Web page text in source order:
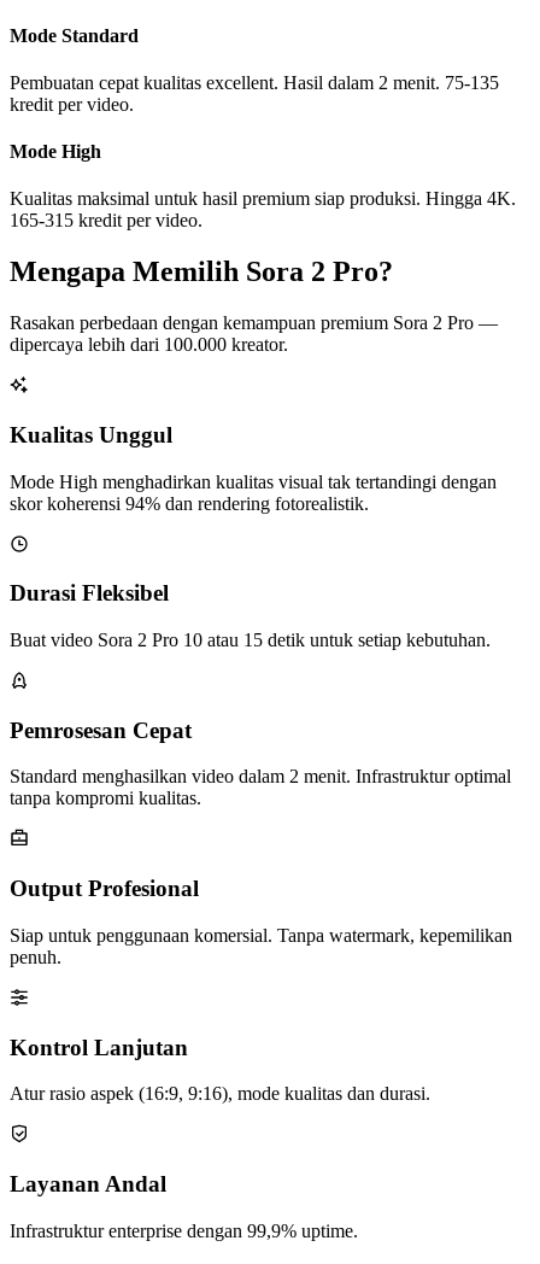
Mode Standard
Pembuatan cepat kualitas excellent. Hasil dalam 2 menit. 75-135
kredit per video.
Mode High
Kualitas maksimal untuk hasil premium siap produksi. Hingga 4K.
165-315 kredit per video.
Mengapa Memilih Sora 2 Pro?
Rasakan perbedaan dengan kemampuan premium Sora 2 Pro —
dipercaya lebih dari 100.000 kreator.
Kualitas Unggul
Mode High menghadirkan kualitas visual tak tertandingi dengan
skor koherensi 94% dan rendering fotorealistik.
Durasi Fleksibel
Buat video Sora 2 Pro 10 atau 15 detik untuk setiap kebutuhan.
Pemrosesan Cepat
Standard menghasilkan video dalam 2 menit. Infrastruktur optimal
tanpa kompromi kualitas.
Output Profesional
Siap untuk penggunaan komersial. Tanpa watermark, kepemilikan
penuh.
Kontrol Lanjutan
Atur rasio aspek (16:9, 9:16), mode kualitas dan durasi.
Layanan Andal
Infrastruktur enterprise dengan 99,9% uptime.